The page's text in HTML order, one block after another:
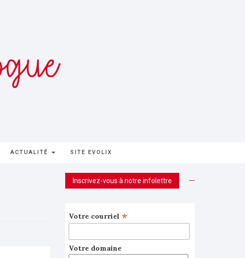
ACTUALITÉ SITE EVOLIX
Inscrivez-vous à notre infolettre
Votre courriel *
Votre domaine